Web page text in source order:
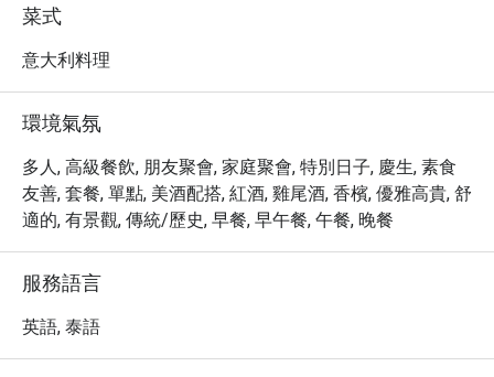
Sukhumvit 站，交通十分便捷，亦方便探索周邊景點。
・Bella Sera 在 Eatigo 擁有高達 4.7 星的卓越評價。招牌
美食包括手工義大利香腸、濃郁海鮮燴飯及豐富的精選葡
廳提供多樣化的有機餐點與素食選項，並設有無障礙設
施，確保賓客享受無憂的用餐時光。
・立即透過 Eatigo 預訂 Bella Sera @ Sofitel Bangkok
Sukhumvit，即可享最高 5 折獨家優惠，讓您以最優惠的
價格，體驗精緻的義大利美食與服務。建議提前預約，確
菜式
意大利料理
環境氣氛
多人, 高級餐飲, 朋友聚會, 家庭聚會, 特別日子, 慶生, 素食
友善, 套餐, 單點, 美酒配搭, 紅酒, 雞尾酒, 香檳, 優雅高貴, 舒
適的, 有景觀, 傳統/歷史, 早餐, 早午餐, 午餐, 晚餐
服務語言
英語, 泰語